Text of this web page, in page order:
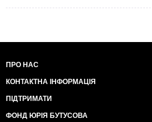
ПРО НАС
КОНТАКТНА ІНФОРМАЦІЯ
ПІДТРИМАТИ
ФОНД ЮРІЯ БУТУСОВА